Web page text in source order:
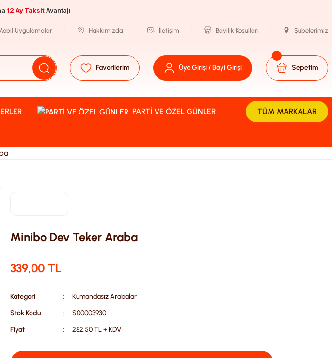
12 Ay TaksitAvantajı
Uygulamalar Hakkımızda İletişim Bayilik Koşulları Şubelerimiz
Favorilerim Üye Girişi / Bayi Girişi Sepetim
PARTI VE ÖZEL GÜNLER TÜM MARKALAR
Minibo Dev Teker Araba
339,00 TL
Kategori
Kumandasız Arabalar
Stok Kodu
S00003930
Fiyat
282,50 TL + KDV